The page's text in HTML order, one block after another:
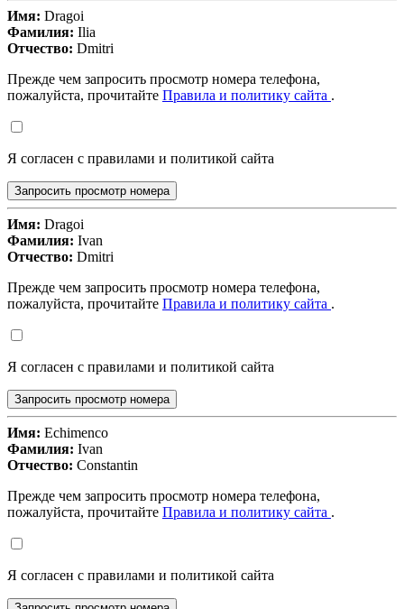
Имя: Dragoi
Фамилия: Ilia
Отчество: Dmitri
Прежде чем запросить просмотр номера телефона,
пожалуйста, прочитайте Правила и политику сайта .
Я согласен с правилами и политикой сайта
Запросить просмотр номера
Имя: Dragoi
Фамилия: Ivan
Отчество: Dmitri
Прежде чем запросить просмотр номера телефона,
пожалуйста, прочитайте Правила и политику сайта .
Я согласен с правилами и политикой сайта
Запросить просмотр номера
Имя: Echimenco
Фамилия: Ivan
Отчество: Constantin
Прежде чем запросить просмотр номера телефона,
пожалуйста, прочитайте Правила и политику сайта .
Я согласен с правилами и политикой сайта